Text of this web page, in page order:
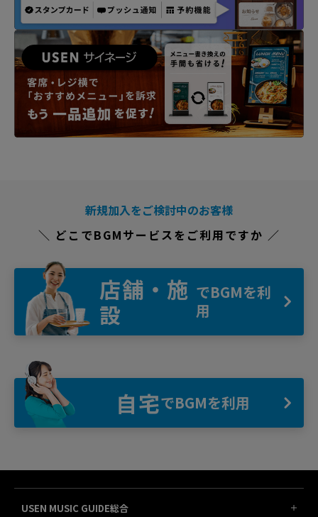
新規加入をご検討中のお客様
＼ どこでBGMサービスをご利用ですか ／
店舗・施
設
でBGMを利
用
自宅でBGMを利用
USEN MUSIC GUIDE総合